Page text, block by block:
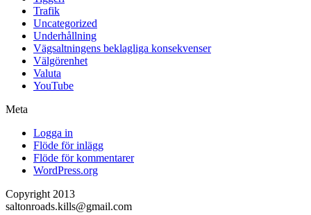
Trafik
Uncategorized
Underhållning
Vägsaltningens beklagliga konsekvenser
Välgörenhet
Valuta
YouTube
Meta
Logga in
Flöde för inlägg
Flöde för kommentarer
WordPress.org
Copyright 2013
saltonroads.kills@gmail.com